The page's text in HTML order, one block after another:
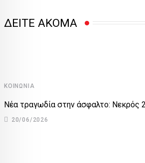
ΔΕΙΤΕ ΑΚΟΜΑ
ΚΟΙΝΩΝΊΑ
Νέα τραγωδία στην άσφαλτο: Νεκρός
20/06/2026